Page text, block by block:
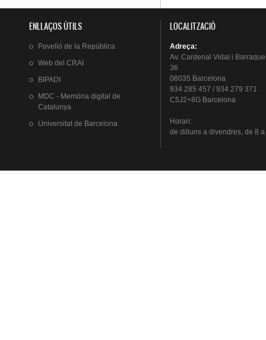
ENLLAÇOS ÚTILS
Pavelló de la República
Web del CRAI
BIPADI
MDC - Memòria digital de
Catalunya
Universitat de Barcelona
LOCALITZACIÓ
Adreça:
Av. Cardenal Vidal i
36
08035 Barcelona
934 285 457 / 934 279 371
C5J2+8G Barcelona
Horari:
de dillunsa divendres, de 8